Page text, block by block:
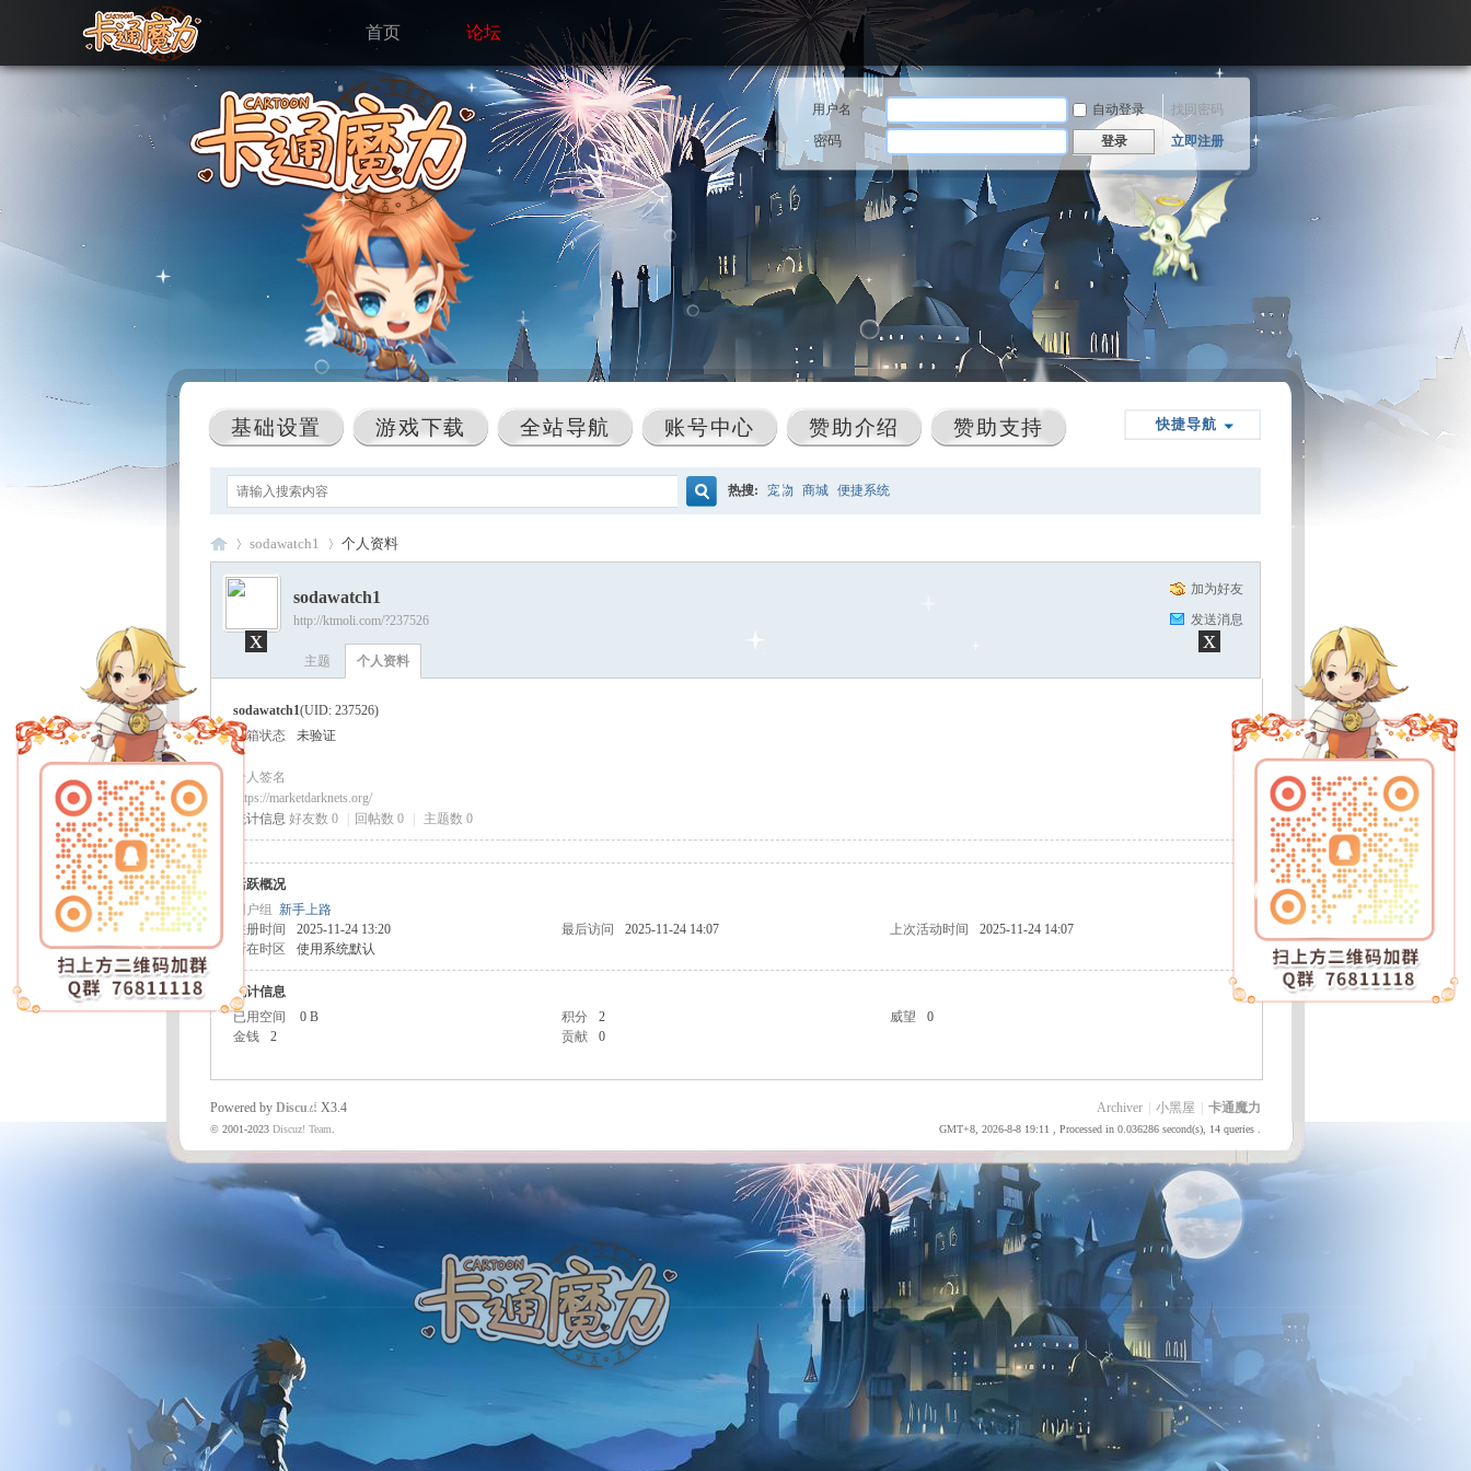
首页 论坛
用户名 自动登录 找回密码
密码 登录 立即注册
快捷导航
基础设置 游戏下载 全站导航 账号中心 赞助介绍 赞助支持
热搜: 宠物 商城 便捷系统
力
›
sodawatch1 个人资料
加为好友
发送消息
sodawatch1
http://ktmoli.com/?237526
主题 个人资料
sodawatch1(UID: 237526)
邮箱状态
未验证
个人签名
https://marketdarknets.org/
统计信息 好友数 0 回帖数 0 主题数 0
活跃概况
用户组 新手上路
注册时间
2025-11-24 13:20 最后访问 2025-11-24 14:07 上次活动时间
2025-11-24 14:07
所在时区
使用系统默认
统计信息
已用空间
0 B 积分 2 威望
0
金钱
2 贡献 0
Archiver 小黑屋 卡通魔力
GMT+8, 2026-8-8 19:11 , Processed in 0.036286 second(s), 14 queries .
Powered by Discuz! X3.4
© 2001-2023 Discuz! Team
x x